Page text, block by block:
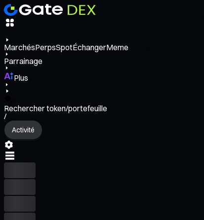
MarchésPerpsSpotÉchangerMeme
Parrainage
Plus
Rechercher token/portefeuille
/
Activité